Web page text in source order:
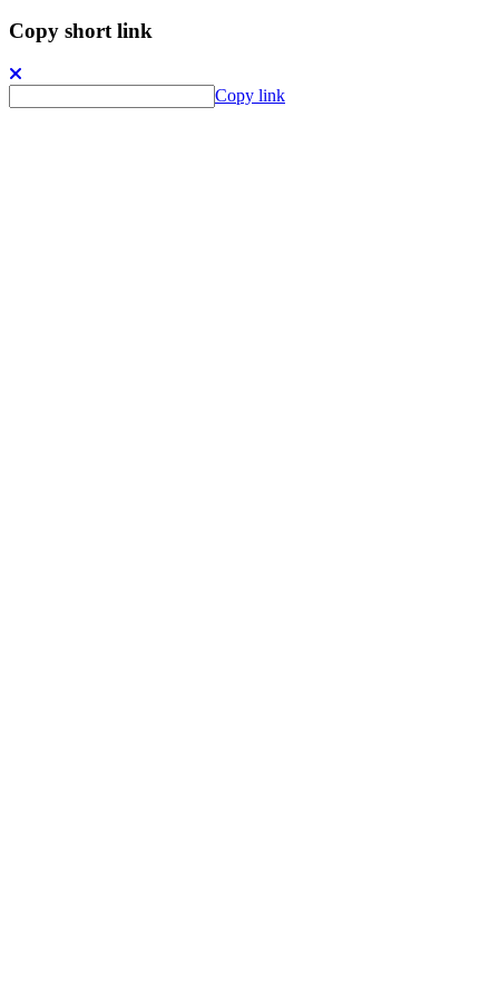
Copy short link
Copy link